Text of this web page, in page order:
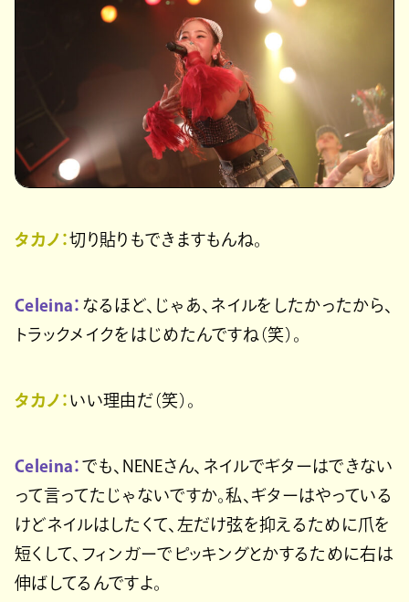
タカノ：切り貼りもできますもんね。
Celeina： なるほど、じゃあ、ネイルをしたかったから、
トラックメイクをはじめたんですね（笑）。
タカノ： いい理由だ（笑）。
Celeina： でも、NENEさん、ネイルでギターはできない
って言ってたじゃないですか。私、ギターはやっている
けどネイルはしたくて、左だけ弦を抑えるために爪を
短くして、フィンガーでピッキングとかするために右は
伸ばしてるんですよ。